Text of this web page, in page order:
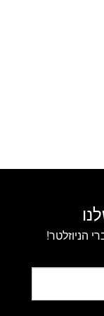
הניוזלטר!